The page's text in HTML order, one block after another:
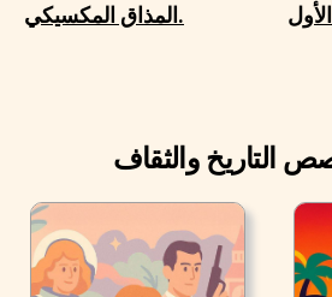
المذاق المكسيكي.
التاريخ والثقاف